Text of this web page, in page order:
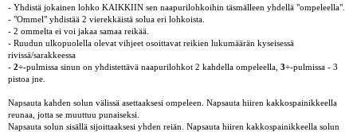
- Yhdistä jokainen lohko KAIKKIIN sen naapurilohkoihin täsmälleen yhdellä "ompeleella".
- "Ommel" yhdistää 2 vierekkäistä solua eri lohkoista.
- 2 ommelta ei voi jakaa samaa reikää.
- Ruudun ulkopuolella olevat vihjeet osoittavat reikien lukumäärän kyseisessä
rivissä/sarakkeessa
- 2÷-pulmissa sinun on yhdistettävä naapurilohkot 2 kahdella ompeleella, 3÷-pulmissa - 3
pistoa jne.
Napsauta kahden solun välissä asettaaksesi ompeleen. Napsauta hiiren kakkospainikkeella
reunaa, jotta se muuttuu punaiseksi.
Napsauta solun sisällä sijoittaaksesi yhden reiän. Napsauta hiiren kakkospainikkeella solun